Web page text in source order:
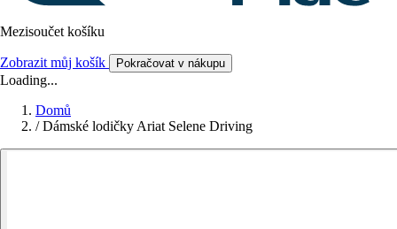
Mezisoučet košíku
Zobrazit můj košík Pokračovat v nákupu
Loading...
Domů
/ Dámské lodičky Ariat Selene Driving